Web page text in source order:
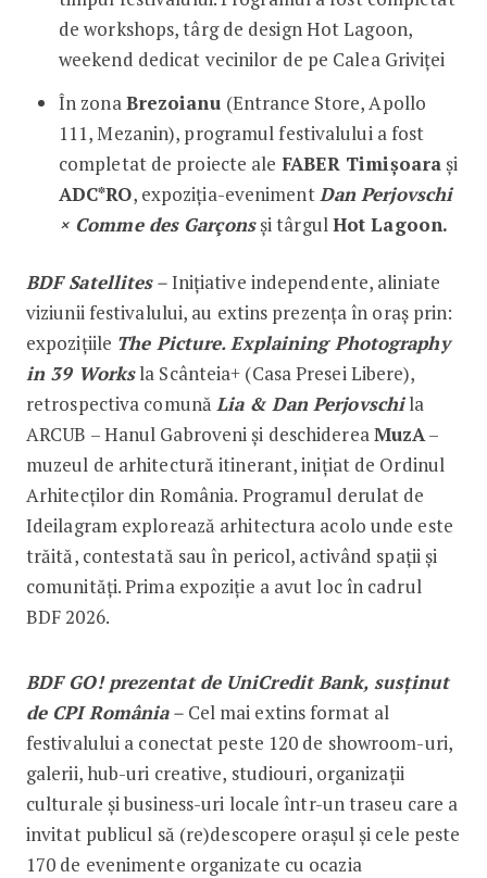
de workshops, târg de design Hot Lagoon,
weekend dedicat vecinilor de pe Calea Griviței
În zonaBrezoianu (Entrance Store, Apollo
111, Mezanin), programul festivalului a fost
completat de proiecte ale FABER Timișoarași
ADC*RO, expoziția-evenimentDan Perjovschi
× Comme des Garçonsși târgulHot Lagoon.
BDF Satellites–Inițiative independente, aliniate
viziunii festivalului, au extins prezența în oraș prin:
expozițiile The Picture. Explaining Photography
in 39 Worksla Scânteia+ (Casa Presei Libere),
retrospectiva comună Lia & Dan Perjovschi la
ARCUB – Hanul Gabroveni și deschidereaMuzA–
muzeul de arhitectură itinerant, inițiat de Ordinul
Arhitecților din România. Programul derulat de
Ideilagram explorează arhitectura acolo unde este
trăită, contestată sau în pericol, activând spații și
comunități. Prima expoziție a avut loc în cadrul
BDF 2026.
BDF GO! prezentat de UniCredit Bank, susținut
de CPI România– Cel mai extins format al
festivalului a conectat peste 120 de showroom-uri,
galerii, hub-uri creative, studiouri, organizații
culturale și business-uri locale într-un traseu care a
invitat publicul să (re)descopere orașul și cele peste
170 de evenimente organizate cu ocazia